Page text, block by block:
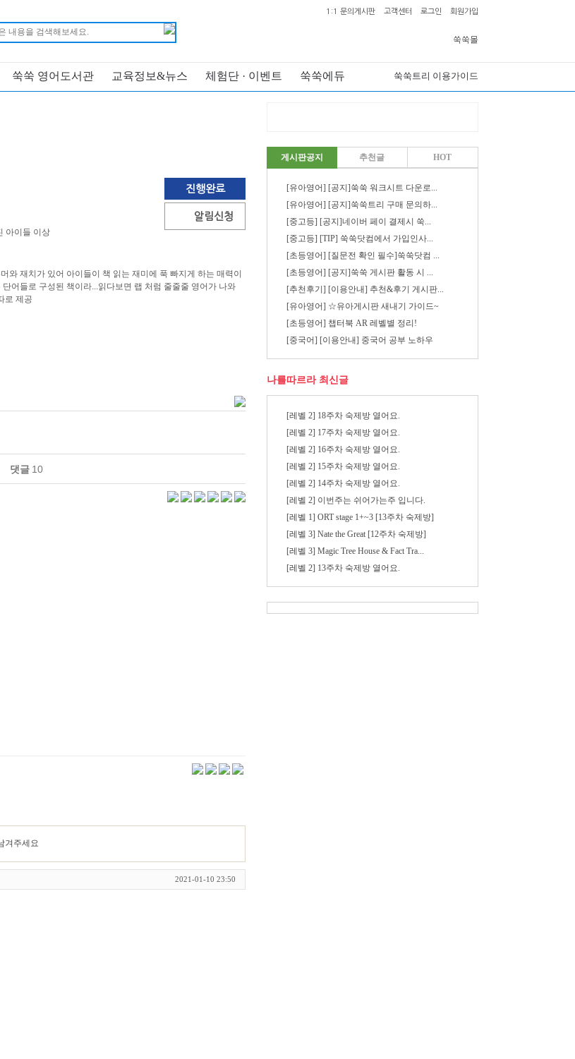
1:1 문의게시판 고객센터 로그인 회원가입
쑥쑥몰
쑥쑥 영어도서관 교육정보&뉴스 체험단 · 이벤트 쑥쑥에듀 쑥쑥트리 이용가이드
아이들 이상
와 재치가 있어 아이들이 책 읽는 재미에 푹 빠지게 하는 매력이
어들로 구성된 책이라...읽다보면 랩 처럼 줄줄줄 영어가 나와
로 제공
진행완료
알림신청
댓글 10
겨주세요
2021-01-10 23:50
게시판공지 추천글 HOT
[유아영어] [공지]쑥쑥 워크시트 다운로...
[유아영어] [공지]쑥쑥트리 구매 문의하...
[중고등] [공지]네이버 페이 결제시 쑥...
[중고등] [TIP] 쑥쑥닷컴에서 가입인사...
[초등영어] [질문전 확인 필수]쑥쑥닷컴 ...
[초등영어] [공지]쑥쑥 게시판 활동 시 ...
[추천후기] [이용안내] 추천&후기 게시판...
[유아영어] ☆유아게시판 새내기 가이드~
[초등영어] 챕터북 AR 레벨별 정리!
[중국어] [이용안내] 중국어 공부 노하우
나를따르라 최신글
[레벨 2] 18주차 숙제방 열어요.
[레벨 2] 17주차 숙제방 열어요.
[레벨 2] 16주차 숙제방 열어요.
[레벨 2] 15주차 숙제방 열어요.
[레벨 2] 14주차 숙제방 열어요.
[레벨 2] 이번주는 쉬어가는주 입니다.
[레벨 1] ORT stage 1+~3 [13주차 숙제방]
[레벨 3] Nate the Great [12주차 숙제방]
[레벨 3] Magic Tree House & Fact Tra...
[레벨 2] 13주차 숙제방 열어요.